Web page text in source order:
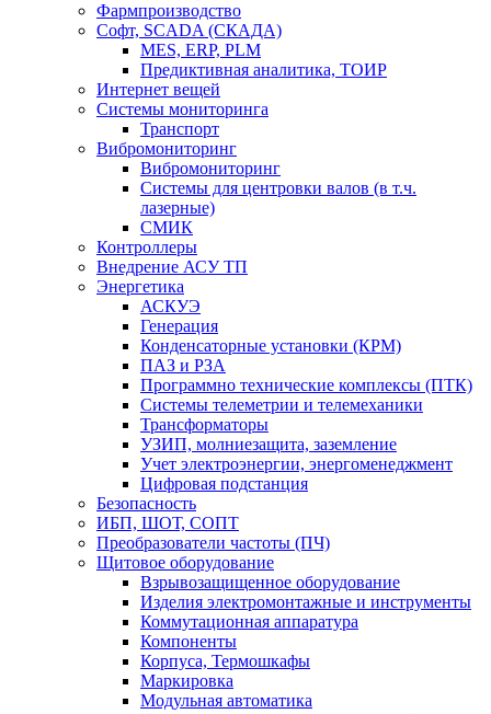
Фармпроизводство
Софт, SCADA (СКАДА)
MES, ERP, PLM
Предиктивная аналитика, ТОИР
Интернет вещей
Системы мониторинга
Транспорт
Вибромониторинг
Вибромониторинг
Системы для центровки валов (в т.ч.
лазерные)
СМИК
Контроллеры
Внедрение АСУ ТП
Энергетика
АСКУЭ
Генерация
Конденсаторные установки (КРМ)
ПАЗ и РЗА
Программно технические комплексы (ПТК)
Системы телеметрии и телемеханики
Трансформаторы
УЗИП, молниезащита, заземление
Учет электроэнергии, энергоменеджмент
Цифровая подстанция
Безопасность
ИБП, ШОТ, СОПТ
Преобразователи частоты (ПЧ)
Щитовое оборудование
Взрывозащищенное оборудование
Изделия электромонтажные и инструменты
Коммутационная аппаратура
Компоненты
Корпуса, Термошкафы
Маркировка
Модульная автоматика